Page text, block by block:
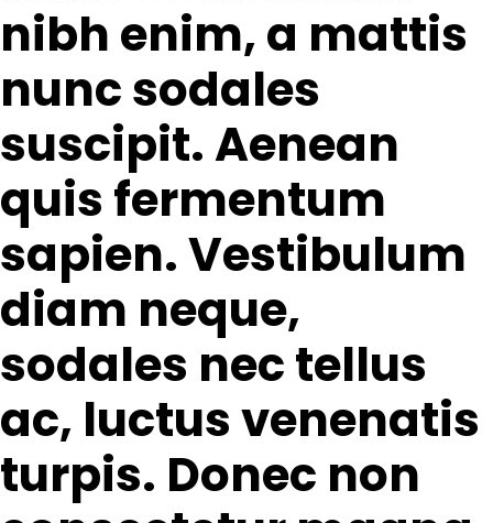
nibh enim, a mattis
nunc sodales
suscipit. Aenean
quis fermentum
sapien. Vestibulum
diam neque,
sodales nec tellus
ac, luctus venenatis
turpis. Donec non